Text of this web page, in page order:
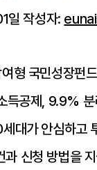
일 작성자:
형 국민성장펀
공제, 9.9% 분
대가 안심하고
과 신청 방법을